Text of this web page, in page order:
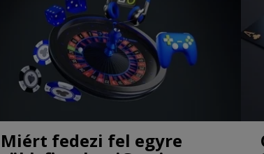
Miért fedezi fel egyre